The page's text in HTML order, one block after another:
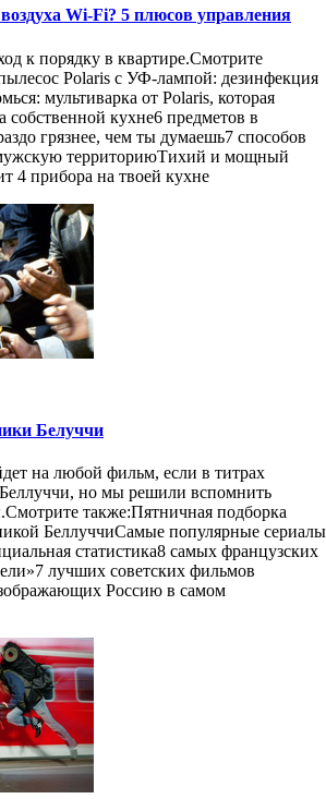
Wi-Fi? 5 плюсов управления
к порядку в квартире.Смотрите
Polaris c УФ-лампой: дезинфекция
мультиварка от Polaris, которая
собственной кухне6 предметов в
грязнее, чем ты думаешь7 способов
территориюТихий и мощный
4 прибора на твоей кухне
Белуччи
на любой фильм, если в титрах
но мы решили вспомнить
также:Пятничная подборка
БеллуччиСамые популярные сериалы
статистика8 самых французских
лучших советских фильмов
Россию в самом